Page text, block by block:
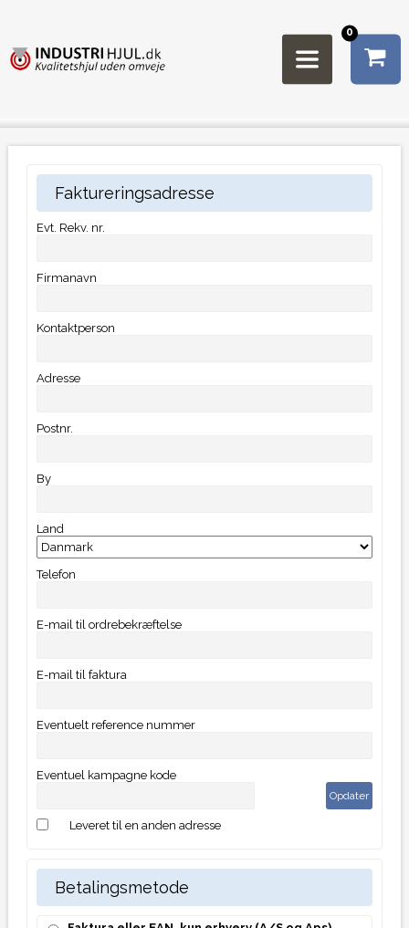
0
Faktureringsadresse
Evt. Rekv. nr.
Firmanavn
Kontaktperson
Adresse
Postnr.
By
Land
Telefon
E-mail til ordrebekræftelse
E-mail til faktura
Eventuelt reference nummer
Eventuel kampagne kode
Leveret til en anden adresse
Betalingsmetode